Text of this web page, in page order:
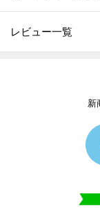
レビュー一覧
新